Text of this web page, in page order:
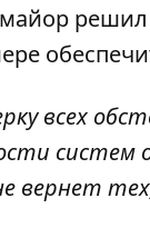
всех
систем
вернет